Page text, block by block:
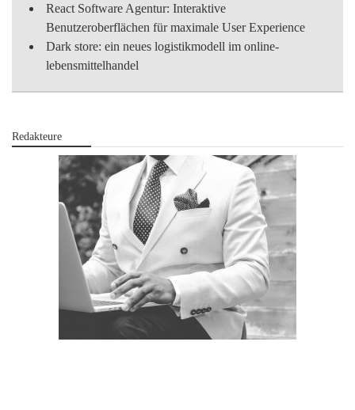
React Software Agentur: Interaktive
Benutzeroberflächen für maximale User Experience
Dark store: ein neues logistikmodell im online-
lebensmittelhandel
Redakteure